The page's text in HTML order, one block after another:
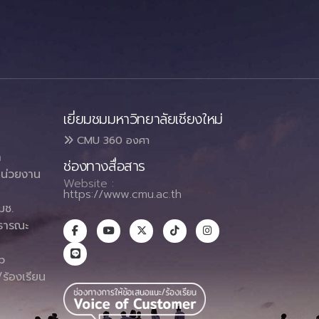
วยงาน
ช.
รณะ
องเรียน
เยี่ยมชมมหาวิทยาลัยเชียงใหม่
CMU 360 องศา
ช่องทางสื่อสาร
Website :
https://www.cmu.ac.th